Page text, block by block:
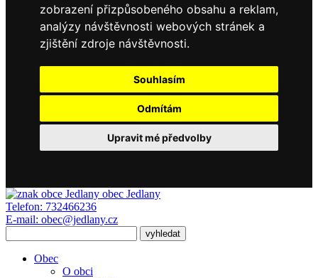
zobrazení přizpůsobeného obsahu a reklam,
analýzy návštěvnosti webových stránek a
zjištění zdroje návštěvnosti.
Souhlasím
Odmítám
Upravit mé předvolby
obec Jedlany
Telefon: 732466236
E-mail: obec@jedlany.cz
Obec
O obci